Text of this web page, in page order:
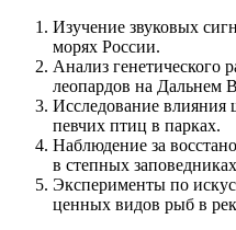
Изучение звуковых
морях России.
Анализ генетического
леопардов на Дальнем
Исследование влияния
певчих птиц в парках.
Наблюдение за
в степных
Эксперименты по
ценных видов рыб в